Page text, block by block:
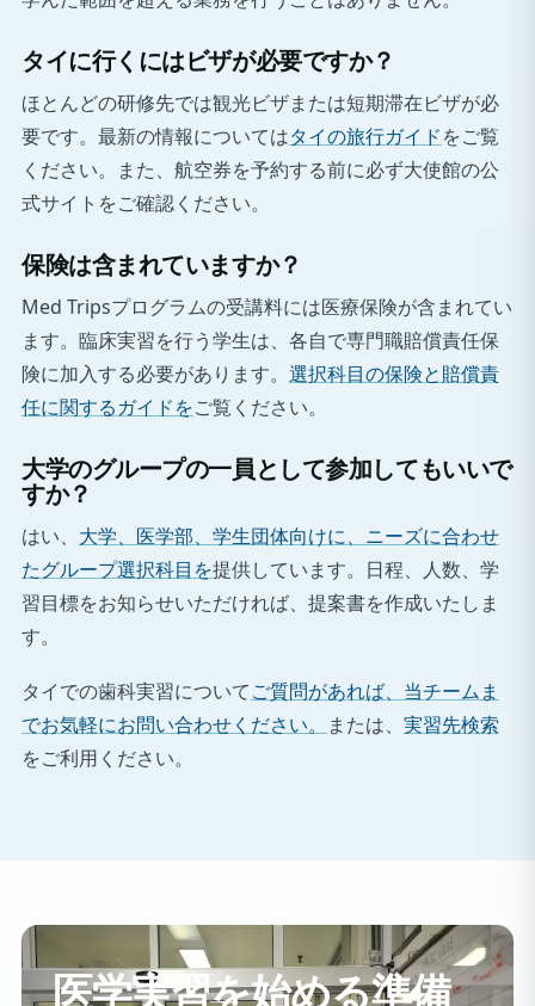
タイに行くにはビザが必要ですか？
ほとんどの研修先では観光ビザまたは短期滞在ビザが必
要です。最新の情報についてはタイの旅行ガイドをご覧
ください。また、航空券を予約する前に必ず大使館の公
式サイトをご確認ください。
保険は含まれていますか？
Med Tripsプログラムの受講料には医療保険が含まれてい
ます。臨床実習を行う学生は、各自で専門職賠償責任保
険に加入する必要があります。 選択科目の保険と賠償責
任に関するガイドをご覧ください。
大学のグループの一員として参加してもいいで
すか？
はい、 大学、医学部、学生団体向けに、ニーズに合わせ
たグループ選択科目を提供しています。日程、人数、学
習目標をお知らせいただければ、提案書を作成いたしま
す。
タイでの歯科実習についてご質問があれば、当チームま
でお気軽にお問い合わせください。
または、 実習先検索
をご利用ください。
医学実習を始める準備